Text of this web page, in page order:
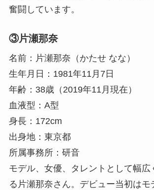
奮闘しています。
③片瀬那奈
名前：片瀬那奈（かたせ なな）
生年月日：1981年11月7日
年齢：38歳（2019年11月現在）
血液型：A型
身長：172cm
出身地：東京都
所属事務所：研音
モデル、女優、タレントとして幅広
る片瀬那奈さん。デビュー当初はモ